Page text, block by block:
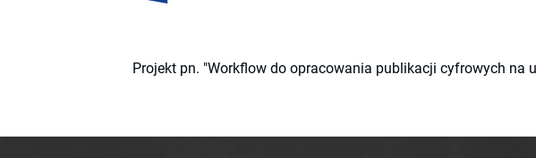
Projekt pn. "Workflow do opracowania publikacji cyfrowych na